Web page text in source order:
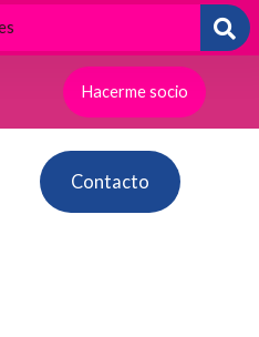
Hacerme socio
Contacto